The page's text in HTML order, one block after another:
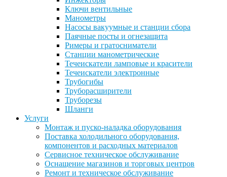
Ключи вентильные
Манометры
Насосы вакуумные и станции сбора
Паячные посты и огнезащита
Римеры и гратосниматели
Станции манометрические
Течеискатели ламповые и красители
Течеискатели электронные
Трубогибы
Труборасширители
Труборезы
Шланги
Услуги
Монтаж и пуско-наладка оборудования
Поставка холодильного оборудования,
компонентов и расходных материалов
Сервисное техническое обслуживание
Оснащение магазинов и торговых центров
Ремонт и техническое обслуживание